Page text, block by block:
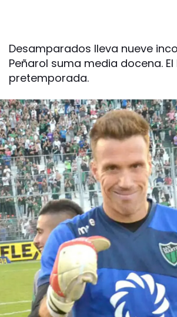
Desamparados lleva nueve
Peñarol suma media docena.
pretemporada.